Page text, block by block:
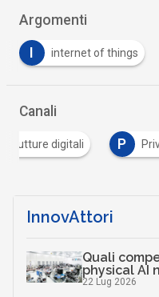
Argomenti
privacy S
Canali
digitali P
InnovAttori
Quali
physical AI
22 Lug 2026